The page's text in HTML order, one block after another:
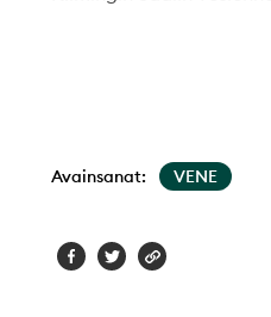
Avainsanat: VENE